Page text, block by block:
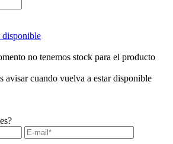
disponible
no tenemos stock para el producto
avisar cuando vuelva a estar disponible